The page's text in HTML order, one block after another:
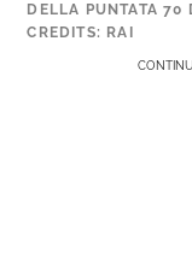
DELLA PUNTATA 70
CREDITS: RAI